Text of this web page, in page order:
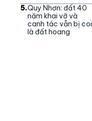
5.Quy Nhơn: đất 40
năm khai vỡ và
canh tác vẫn bị coi
là đất hoang